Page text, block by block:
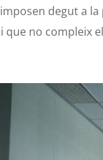
degut a
que no compleix